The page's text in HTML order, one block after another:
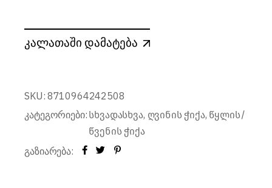
კალათაში დამატება
SKU: 8710964242508
კატეგორიები: სხვადასხვა, ღვინის ჭიქა, წყლის/
წვენის ჭიქა
გაზიარება: